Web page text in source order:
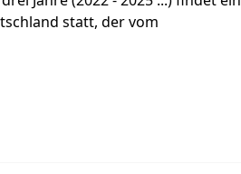
statt, der vom